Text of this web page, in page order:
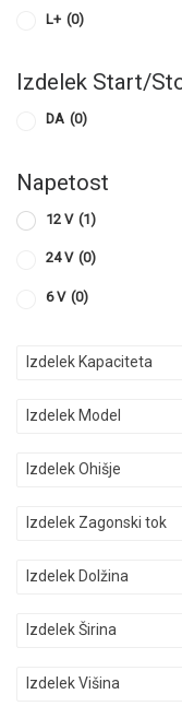
L+ (0)
Izdelek Start/
DA (0)
Napetost
12 V (1)
24 V (0)
6 V (0)
Izdelek Kapaciteta
Izdelek Model
Izdelek Ohišje
Izdelek Zagonski tok
Izdelek Dolžina
Izdelek Širina
Izdelek Višina